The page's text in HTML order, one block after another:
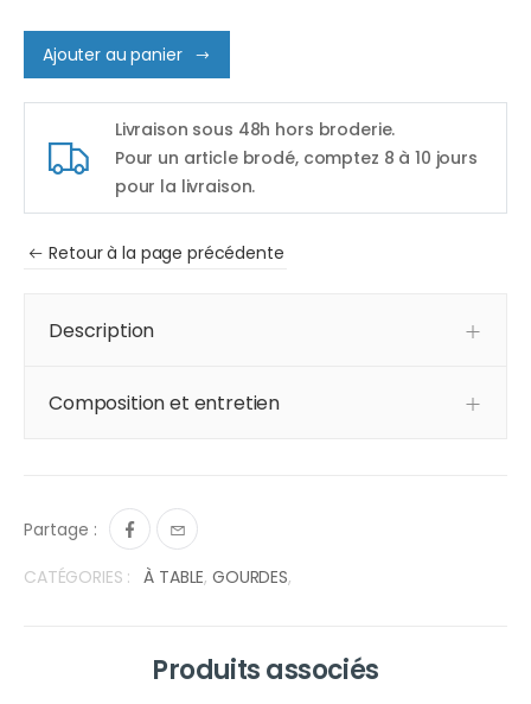
Ajouter au panier
Livraison sous 48h hors broderie.
Pour un article brodé, comptez 8 à 10 jours
pour la livraison.
Retour à la page précédente
Description
Composition et entretien
Partage :
CATÉGORIES : À TABLE, GOURDES,
Produits associés